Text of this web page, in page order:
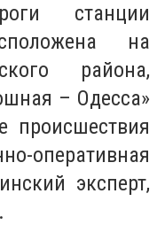
станции
на
района,
– Одесса»
происшествия
оперативная
эксперт,